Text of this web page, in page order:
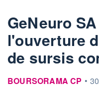
GeNeuro
l'ouverture
de sursis
information fournie par
BOURSORAMA CP •